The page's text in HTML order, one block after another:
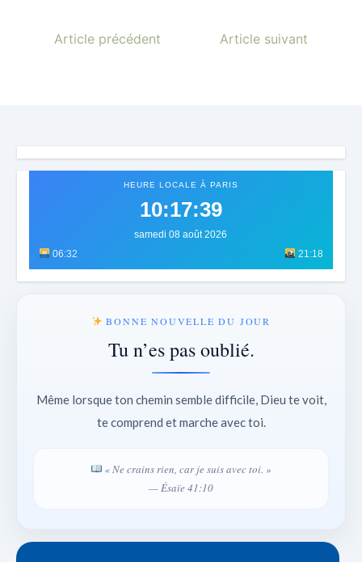
Article précédent Article suivant
HEURE LOCALE À PARIS
10:17:42
samedi 08 août 2026
06:32
21:18
BONNE NOUVELLE DU JOUR
Tu n’es pas oublié.
Même lorsque ton chemin semble difficile, Dieu te voit,
te comprend et marche avec toi.
« Ne crains rien, car je suis avec toi. »
— Ésaïe 41:10